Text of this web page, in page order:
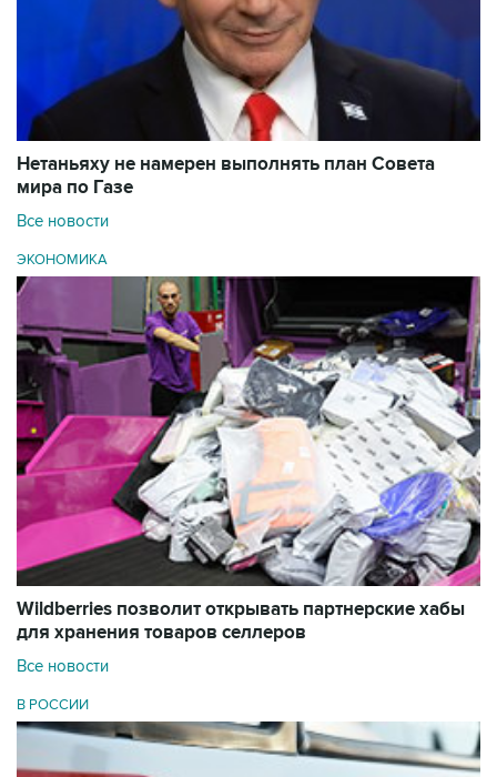
Нетаньяху не намерен выполнять план Совета
мира по Газе
Все новости
ЭКОНОМИКА
Wildberries позволит открывать партнерские хабы
для хранения товаров селлеров
Все новости
В РОССИИ